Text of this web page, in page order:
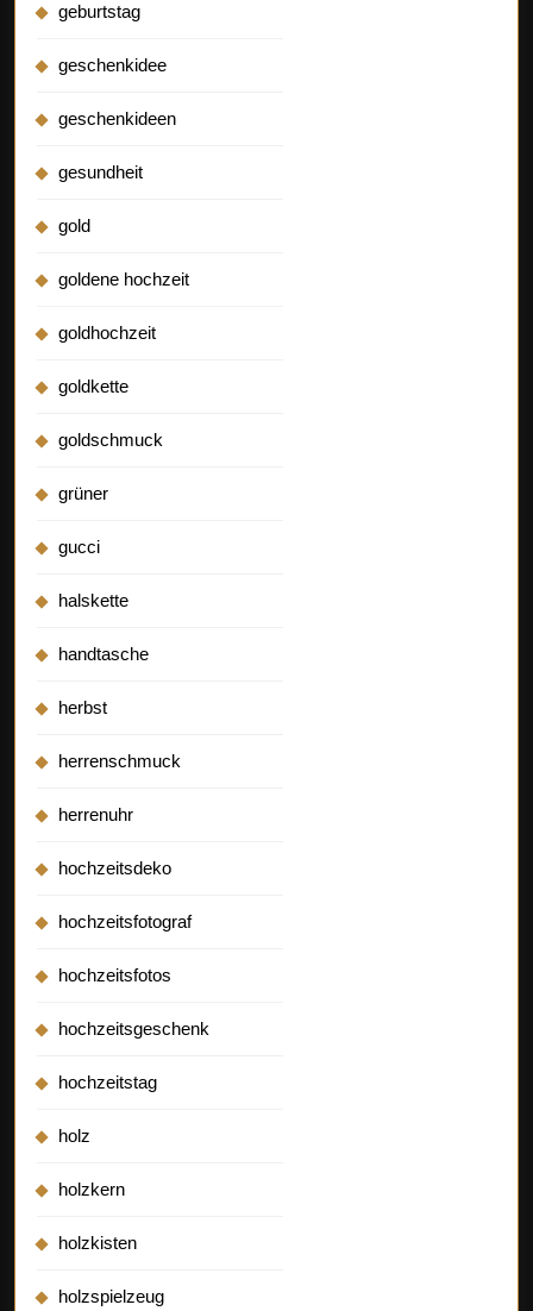
geburtstag
geschenkidee
geschenkideen
gesundheit
gold
goldene hochzeit
goldhochzeit
goldkette
goldschmuck
grüner
gucci
halskette
handtasche
herbst
herrenschmuck
herrenuhr
hochzeitsdeko
hochzeitsfotograf
hochzeitsfotos
hochzeitsgeschenk
hochzeitstag
holz
holzkern
holzkisten
holzspielzeug